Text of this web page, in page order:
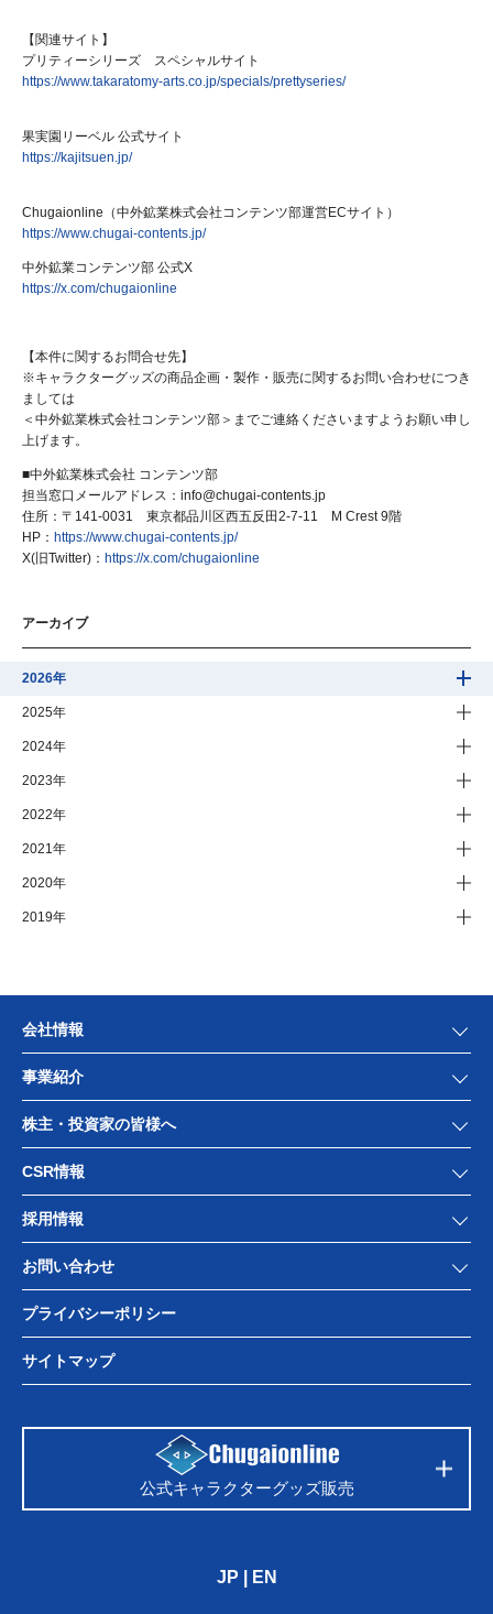
【関連サイト】
プリティーシリーズ スペシャルサイト
https://www.takaratomy-arts.co.jp/specials/prettyseries/
果実園リーベル 公式サイト
https://kajitsuen.jp/
Chugaionline（中外鉱業株式会社コンテンツ部運営ECサイト）
https://www.chugai-contents.jp/
中外鉱業コンテンツ部 公式X
https://x.com/chugaionline
【本件に関するお問合せ先】
※キャラクターグッズの商品企画・製作・販売に関するお問い合わせにつき
ましては
＜中外鉱業株式会社コンテンツ部＞までご連絡くださいますようお願い申し
上げます。
■中外鉱業株式会社 コンテンツ部
担当窓口メールアドレス：info@chugai-contents.jp
住所：〒141-0031 東京都品川区西五反田2-7-11 M Crest 9階
HP： https://www.chugai-contents.jp/
X(旧Twitter)： https://x.com/chugaionline
アーカイブ
2026年
2025年
2024年
2023年
2022年
2021年
2020年
2019年
会社情報
事業紹介
株主・投資家の皆様へ
CSR情報
採用情報
お問い合わせ
プライバシーポリシー
サイトマップ
公式キャラクターグッズ販売
JP EN